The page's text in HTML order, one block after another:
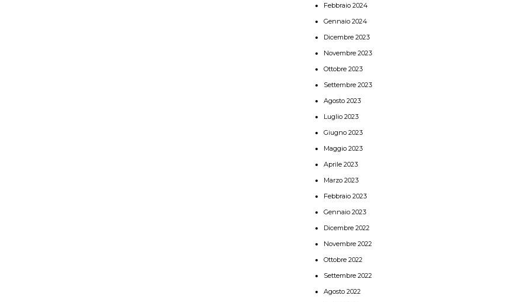
Febbraio 2024
Gennaio 2024
Dicembre 2023
Novembre 2023
Ottobre 2023
Settembre 2023
Agosto 2023
Luglio 2023
Giugno 2023
Maggio 2023
Aprile 2023
Marzo 2023
Febbraio 2023
Gennaio 2023
Dicembre 2022
Novembre 2022
Ottobre 2022
Settembre 2022
Agosto 2022